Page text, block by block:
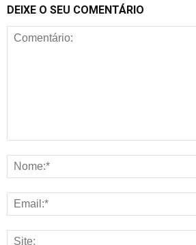
DEIXE O SEU COMENTÁRIO